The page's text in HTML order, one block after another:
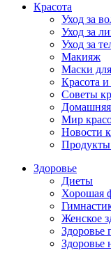
Красота
Уход за
Уход за
Уход за
Макияж
Маски
Красота и
Советы
Домашняя
Мир
Новости
Здоровье
Диеты
Хорошая
Женское
Здоровье
Здоровье